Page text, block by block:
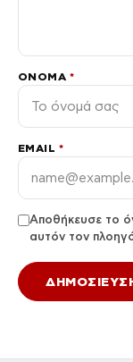
ΌΝΟΜΑ *
EMAIL *
Αποθήκευσε το
αυτόν τον